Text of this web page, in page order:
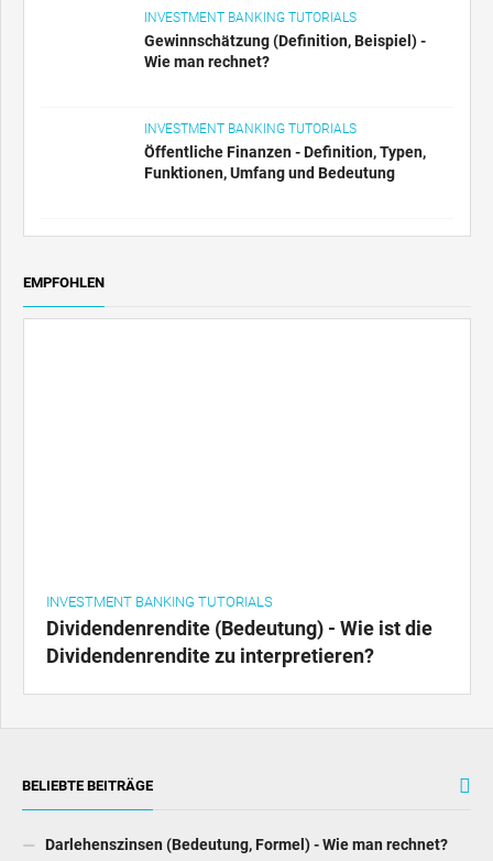
INVESTMENT BANKING TUTORIALS
Gewinnschätzung (Definition, Beispiel) -
Wie man rechnet?
INVESTMENT BANKING TUTORIALS
Öffentliche Finanzen - Definition, Typen,
Funktionen, Umfang und Bedeutung
EMPFOHLEN
INVESTMENT BANKING TUTORIALS
Dividendenrendite (Bedeutung) - Wie ist die
Dividendenrendite zu interpretieren?
BELIEBTE BEITRÄGE
Darlehenszinsen (Bedeutung, Formel) - Wie man rechnet?